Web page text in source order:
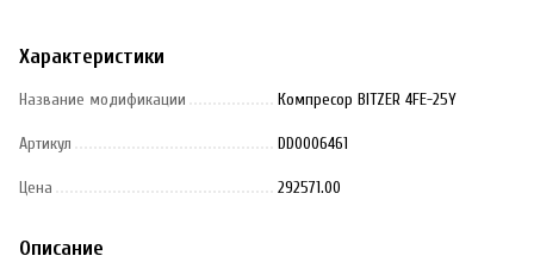
Характеристики
Название модификации Компресор BITZER 4FE-25Y
Артикул DD0006461
Цена 292571.00
Описание